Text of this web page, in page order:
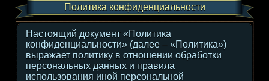
Политика конфиденциальности
Настоящий документ «Политика
конфиденциальности» (далее – «Политика»)
выражает политику в отношении обработки
персональных данных и правила
использования иной персональной